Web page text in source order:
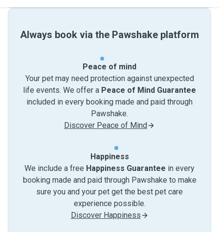
Always book via the Pawshake platform
Peace of mind
Your pet may need protection against unexpected
life events. We offer a Peace of Mind Guarantee
included in every booking made and paid through
Pawshake.
Discover Peace of Mind
Happiness
We include a free Happiness Guarantee in every
booking made and paid through Pawshake to make
sure you and your pet get the best pet care
experience possible.
Discover Happiness